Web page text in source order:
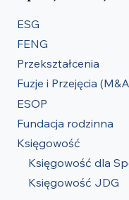
ESG
FENG
Przekształcenia
Fuzje i Przejęcia
ESOP
Fundacja rodzinna
Księgowość
Księgowość dla
Księgowość JDG